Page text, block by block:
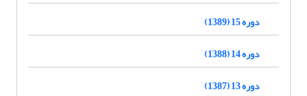
دوره 15 (1389)
دوره 14 (1388)
دوره 13 (1387)